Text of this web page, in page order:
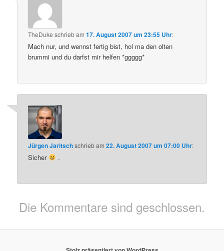
TheDuke schriebam17. August 2007 um 23:55 Uhr:
Mach nur, und wennst fertig bist, hol ma den olten
brummi und du darfst mir helfen *ggggg*
Jürgen Jaritschschriebam22. August 2007 um 07:00 Uhr:
Sicher .
Die Kommentare sind geschlossen.